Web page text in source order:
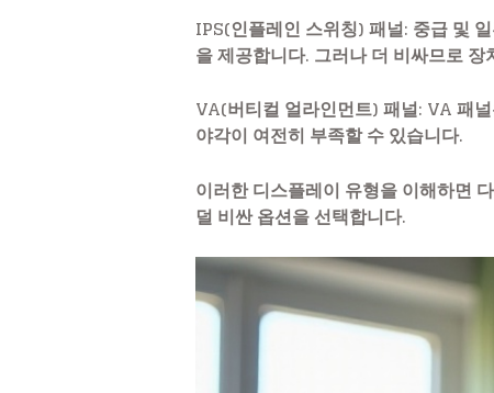
IPS(인플레인 스위칭) 패널: 중급 및
을 제공합니다. 그러나 더 비싸므로
VA(버티컬 얼라인먼트) 패널: VA 패
야각이 여전히 부족할 수 있습니다.
이러한 디스플레이 유형을 이해하면
덜 비싼 옵션을 선택합니다.